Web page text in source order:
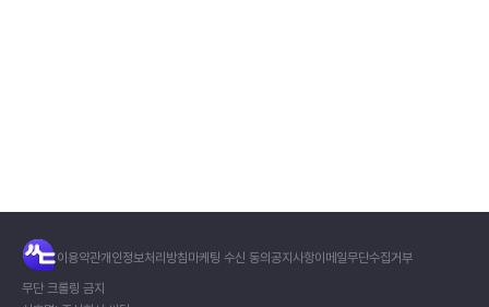
전
체 ×
이용약관개인정보처리방침마케팅 수신 동의공지사항이메일무단수집거부
무단 크롤링 금지